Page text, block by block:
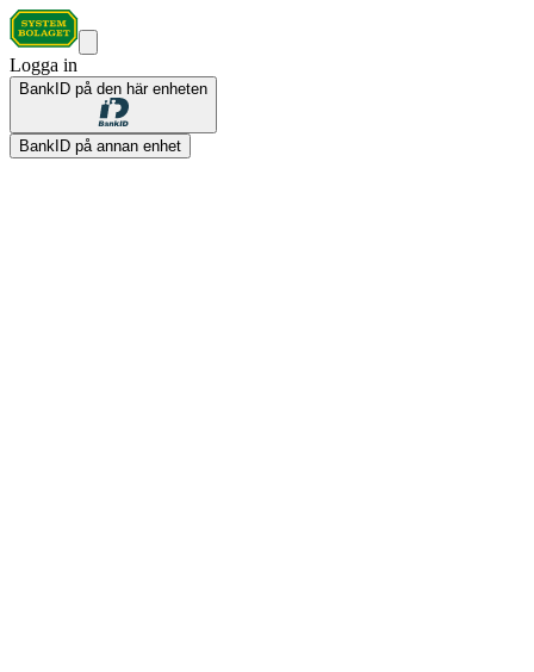
Logga in
BankID på den här enheten
BankID på annan enhet